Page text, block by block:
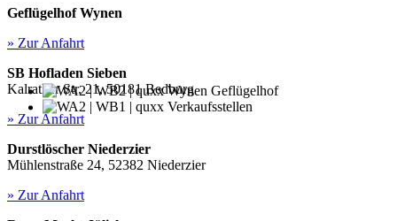
Wynen Geflügelhof
Verkaufsstellen
Geflügelhof Wynen
» Zur Anfahrt
SB Hofladen Sieben
Kalrather Str. 21, 50181 Bedburg
» Zur Anfahrt
Durstlöscher Niederzier
Mühlenstraße 24, 52382 Niederzier
» Zur Anfahrt